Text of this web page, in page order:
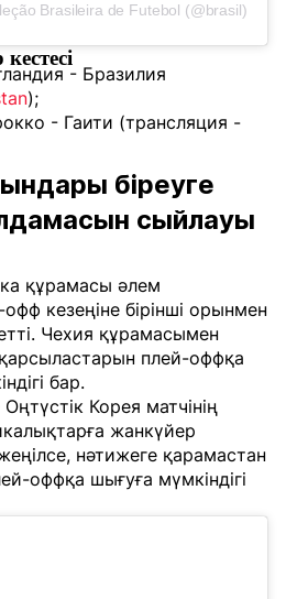
Brasileira de Futebol (@brasil)
- Бразилия
);
- Гаити (трансляция -
біреуге
сыйлауы
құрамасы әлем
кезеңіне бірінші орынмен
Чехия құрамасымен
плей-оффқа
бар.
Корея матчінің
жанкүйер
нәтижеге қарамастан
оффқа шығуға мүмкіндігі